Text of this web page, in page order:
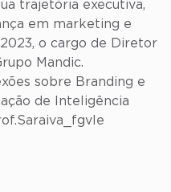
trajetória executiva,
em marketing e
o cargo de Diretor
Mandic.
sobre Branding e
de Inteligência